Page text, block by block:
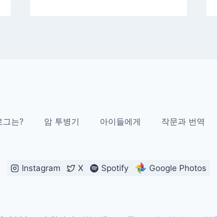
그는? 암 투병기 아이들에게 작문과 번역
Instagram X Spotify Google Photos